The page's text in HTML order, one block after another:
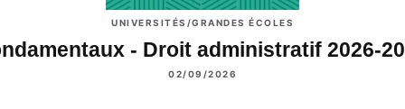
UNIVERSITÉS/GRANDES ÉCOLES
- Droit administratif 2026-
02/09/2026